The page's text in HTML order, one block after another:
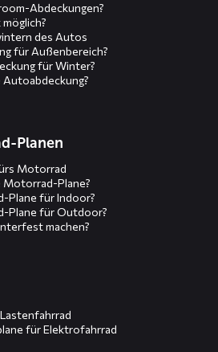
Abdeckungen?
des Autos
für Außenbereich?
für Winter?
Planen
Motorrad
Motorrad-Plane?
Plane für Indoor?
Plane für Outdoor?
machen?
für Elektrofahrrad